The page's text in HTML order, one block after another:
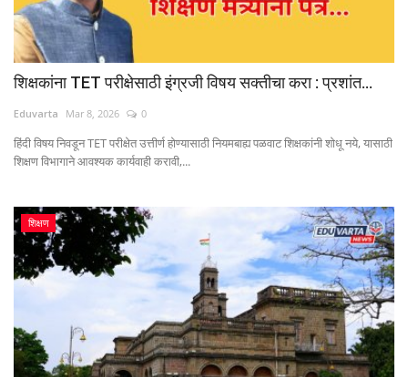
शिक्षकांना TET परीक्षेसाठी इंग्रजी विषय सक्तीचा करा : प्रशांत...
Eduvarta Mar 8, 2026 0
हिंदी विषय निवडून TET परीक्षेत उत्तीर्ण होण्यासाठी नियमबाह्य पळवाट शिक्षकांनी शोधू नये, यासाठी
शिक्षण विभागाने आवश्यक कार्यवाही करावी,...
शिक्षण